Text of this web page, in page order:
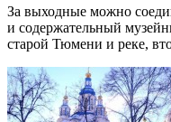
За выходные можно
и содержательный
старой Тюмени и реке,